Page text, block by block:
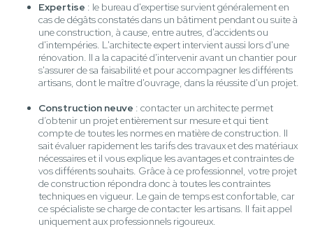
Expertise : le bureau d'expertise survient généralement en
cas de dégâts constatés dans un bâtiment pendant ou suite à
une construction, à cause, entre autres, d'accidents ou
d'intempéries. L'architecte expert intervient aussi lors d'une
rénovation. Il a la capacité d'intervenir avant un chantier pour
s'assurer de sa faisabilité et pour accompagner les différents
artisans, dont le maître d'ouvrage, dans la réussite d'un projet.
Construction neuve : contacter un architecte permet
d’obtenir un projet entièrement sur mesure et qui tient
compte de toutes les normes en matière de construction. Il
sait évaluer rapidement les tarifs des travaux et des matériaux
nécessaires et il vous explique les avantages et contraintes de
vos différents souhaits. Grâce à ce professionnel, votre projet
de construction répondra donc à toutes les contraintes
techniques en vigueur. Le gain de temps est confortable, car
ce spécialiste se charge de contacter les artisans. Il fait appel
uniquement aux professionnels rigoureux.